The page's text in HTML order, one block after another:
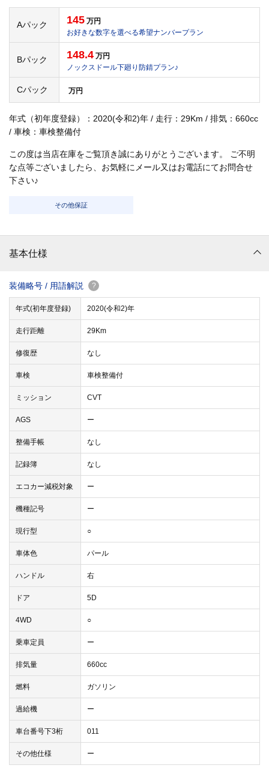
Aパック 145 万円
お好きな数字を選べる希望ナンバープラン
Bパック 148.4 万円
ノックスドール下廻り防錆プラン♪
Cパック 万円
年式（初年度登録）：2020(令和2)年 / 走行：29Km / 排気：660cc
/ 車検：車検整備付
この度は当店在庫をご覧頂き誠にありがとうございます。 ご不明
な点等ございましたら、お気軽にメール又はお電話にてお問合せ
下さい♪
その他保証
基本仕様
装備略号 / 用語解説 ?
年式(初年度登録) 2020(令和2)年
走行距離 29Km
修復歴 なし
車検 車検整備付
ミッション CVT
AGS ー
整備手帳 なし
記録簿 なし
エコカー減税対象 ー
機種記号 ー
現行型 ○
車体色 パール
ハンドル 右
ドア 5D
4WD ○
乗車定員 ー
排気量 660cc
燃料 ガソリン
過給機 ー
車台番号下3桁 011
その他仕様 ー